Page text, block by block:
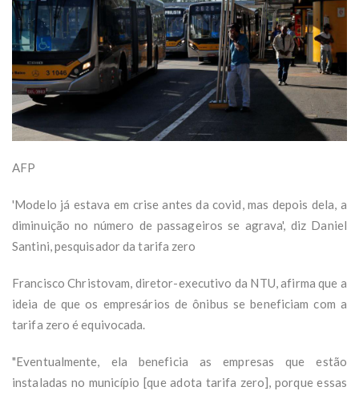
AFP
'Modelo já estava em crise antes da covid, mas depois dela, a
diminuição no número de passageiros se agrava', diz Daniel
Santini, pesquisador da tarifa zero
Francisco Christovam, diretor-executivo da NTU, afirma que a
ideia de que os empresários de ônibus se beneficiam com a
tarifa zero é equivocada.
"Eventualmente, ela beneficia as empresas que estão
instaladas no município [que adota tarifa zero], porque essas